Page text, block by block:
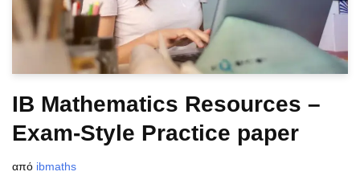
IB Mathematics Resources –
Exam-Style Practice paper
από ibmaths